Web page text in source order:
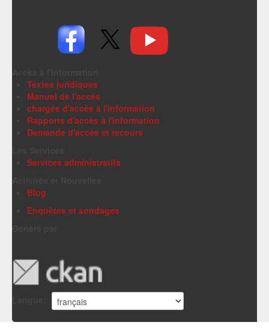
Textes juridiques
Manuel de l'accès
chargés d'accès à l'information
Rapports d'accès à l'information
Demande d'accès et recours
Services administratifs
Blog
Enquêtes et sondages